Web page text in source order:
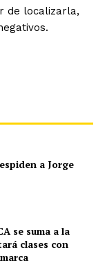
de localizarla,
a Jorge
se suma a la
clases con